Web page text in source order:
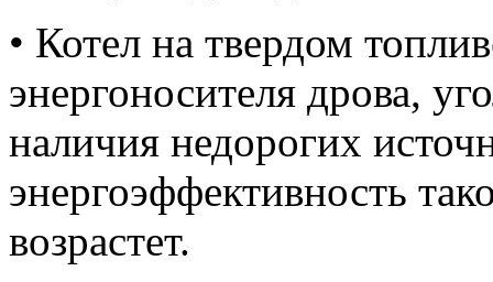
• Котел на твердом
энергоносителя дрова,
наличия недорогих
энергоэффективность
возрастет.